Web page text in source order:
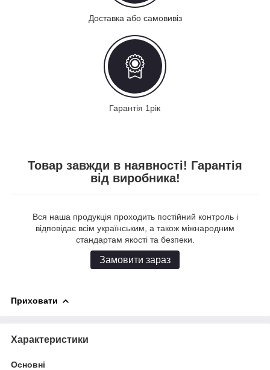
Доставка або самовивіз
Гарантія 1рік
Товар завжди в наявності! Гарантія
від виробника!
Вся наша продукція проходить постійний контроль і
відповідає всім українським, а також міжнародним
стандартам якості та безпеки.
Замовити зараз
Приховати
Характеристики
Основні